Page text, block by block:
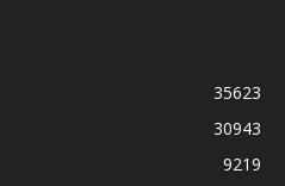
35623
30943
9219